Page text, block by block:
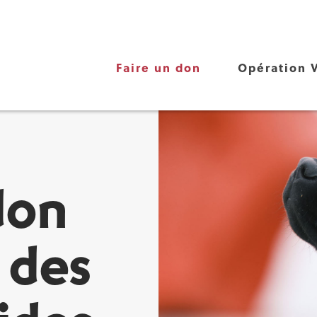
Faire un don Opération